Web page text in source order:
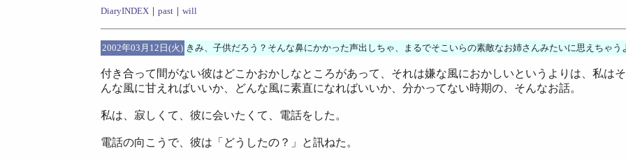
DiaryINDEX ｜ past ｜ will
2002年03月12日(火) きみ、子供だろう？そんな鼻にかかった声出しちゃ、まるでそこいらの素敵なお姉さんみたいに思えちゃう
付き合って間がない彼はどこかおかしなところがあって、それは嫌な風におかしいというよりは、私は
んな風に甘えればいいか、どんな風に素直になればいいか、分かってない時期の、そんなお話。
私は、寂しくて、彼に会いたくて、電話をした。
電話の向こうで、彼は「どうしたの？」と訊ねた。